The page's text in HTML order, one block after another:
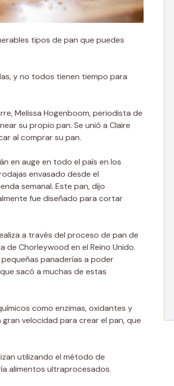
tipos de pan que puedes
y no todos tienen tiempo para
Melissa Hogenboom, periodista de
su propio pan. Se unió a Claire
al comprar su pan.
en auge en todo el país en los
envasado desde el
semanal. Este pan, dijo
fue diseñado para cortar
a través del proceso de pan de
de Chorleywood en el Reino Unido.
panaderías a poder
sacó a muchas de estas
como enzimas, oxidantes y
velocidad para crear el pan, que
utilizando el método de
alimentos ultraprocesados.